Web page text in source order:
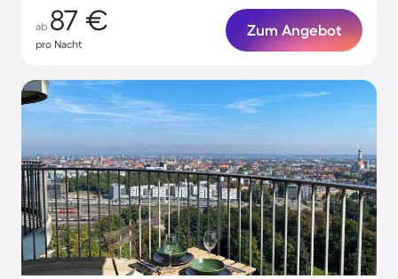
ab 87 €
pro Nacht
Zum Angebot